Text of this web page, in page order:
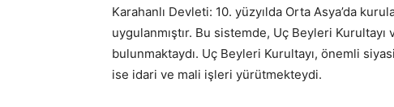
Karahanlı Devleti: 10. yüzyılda Orta Asya’da
uygulanmıştır. Bu sistemde, Uç Beyleri
bulunmaktaydı. Uç Beyleri Kurultayı, önemli
ise idari ve mali işleri yürütmekteydi.